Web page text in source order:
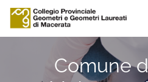
Comune